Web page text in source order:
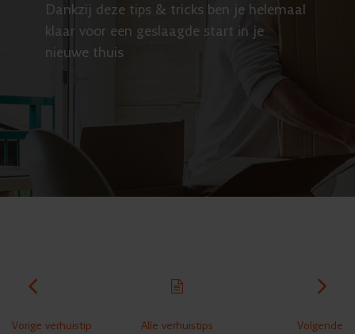
Dankzij deze tips & tricks ben je helemaal
klaar voor een geslaagde start in je
nieuwe thuis
Vorige verhuistip Alle verhuistips
Volgende